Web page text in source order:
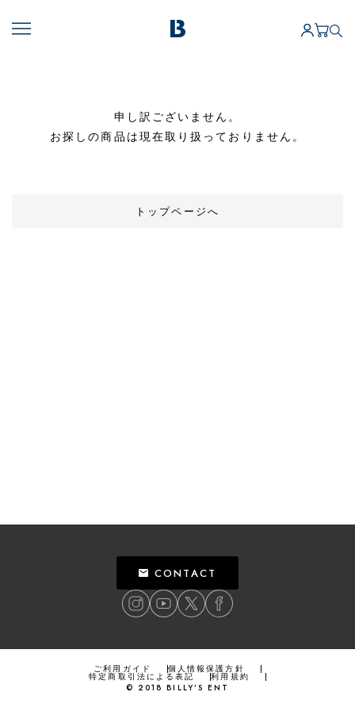
申し訳ございません。
お探しの商品は現在取り扱っておりません。
トップページへ
CONTACT
ご利用ガイド 個人情報保護方針
特定商取引法による表記
利用規約
© 2018 BILLY’S ENT